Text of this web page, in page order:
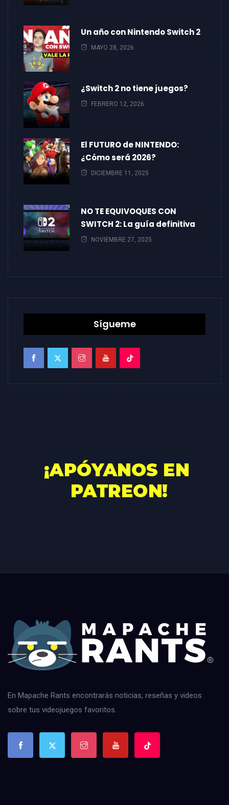
Un año con Nintendo Switch 2
MAYO 28, 2026
¿Switch 2 no tiene juegos?
FEBRERO 12, 2026
El FUTURO de NINTENDO:
¿Cómo será 2026?
DICIEMBRE 11, 2025
NO TE EQUIVOQUES CON
SWITCH 2: La guía definitiva
NOVIEMBRE 27, 2025
Sígueme
En Mapache Rants encontrarás noticias, reseñas y videos
sobre tus videojuegos favoritos.